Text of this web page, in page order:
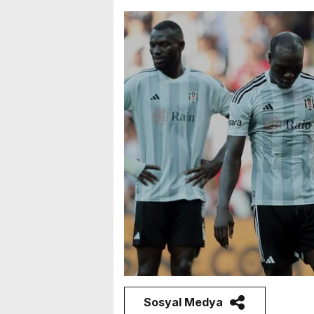
Sosyal Medya